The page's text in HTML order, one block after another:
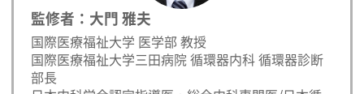
監修者：大門 雅夫
国際医療福祉大学 医学部 教授
国際医療福祉大学三田病院 循環器内科 循環器診断
部長